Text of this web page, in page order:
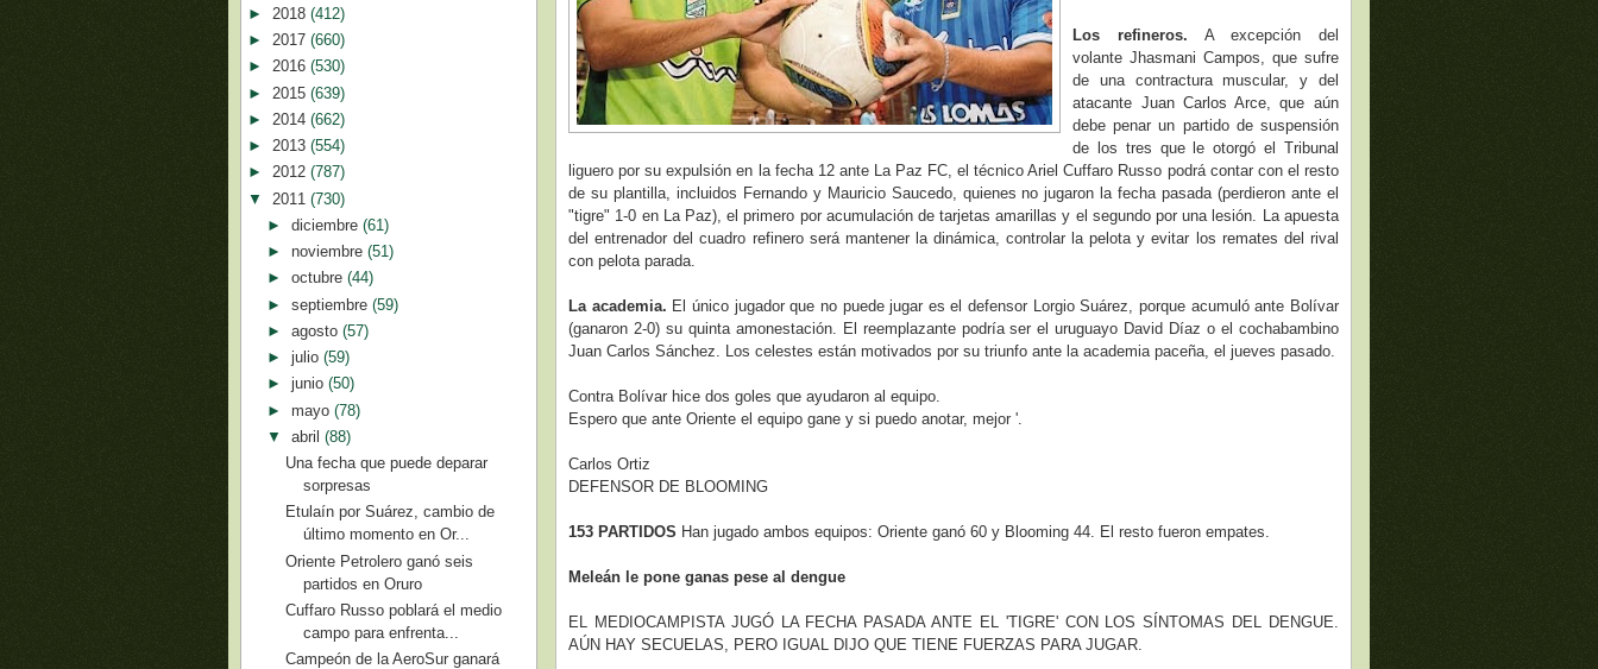
Los refineros. A excepción del
volante Jhasmani Campos, que sufre
de una contractura muscular, y del
atacante Juan Carlos Arce, que aún
debe penar un partido de suspensión
de los tres que le otorgó el Tribunal
liguero por su expulsión en la fecha 12 ante La Paz FC, el técnico Ariel Cuffaro Russo podrá contar con el resto
de su plantilla, incluidos Fernando y Mauricio Saucedo, quienes no jugaron la fecha pasada (perdieron ante el
"tigre" 1-0 en La Paz), el primero por acumulación de tarjetas amarillas y el segundo por una lesión. La apuesta
del entrenador del cuadro refinero será mantener la dinámica, controlar la pelota y evitar los remates del rival
con pelota parada.
La academia. El único jugador que no puede jugar es el defensor Lorgio Suárez, porque acumuló ante Bolívar
(ganaron 2-0) su quinta amonestación. El reemplazante podría ser el uruguayo David Díaz o el cochabambino
Juan Carlos Sánchez. Los celestes están motivados por su triunfo ante la academia paceña, el jueves pasado.
Contra Bolívar hice dos goles que ayudaron al equipo.
Espero que ante Oriente el equipo gane y si puedo anotar, mejor '.
Carlos Ortiz
DEFENSOR DE BLOOMING
153 PARTIDOS Han jugado ambos equipos: Oriente ganó 60 y Blooming 44. El resto fueron empates.
Meleán le pone ganas pese al dengue
EL MEDIOCAMPISTA JUGÓ LA FECHA PASADA ANTE EL 'TIGRE' CON LOS SÍNTOMAS DEL DENGUE.
AÚN HAY SECUELAS, PERO IGUAL DIJO QUE TIENE FUERZAS PARA JUGAR.
► 2018 (412)
► 2017 (660)
► 2016 (530)
► 2015 (639)
► 2014 (662)
► 2013 (554)
► 2012 (787)
▼ 2011 (730)
► diciembre (61)
► noviembre (51)
► octubre (44)
► septiembre (59)
► agosto (57)
► julio (59)
► junio (50)
► mayo (78)
▼ abril (88)
Una fecha que puede deparar
sorpresas
Etulaín por Suárez, cambio de
último momento en Or...
Oriente Petrolero ganó seis
partidos en Oruro
Cuffaro Russo poblará el medio
campo para enfrenta...
Campeón de la AeroSur ganará